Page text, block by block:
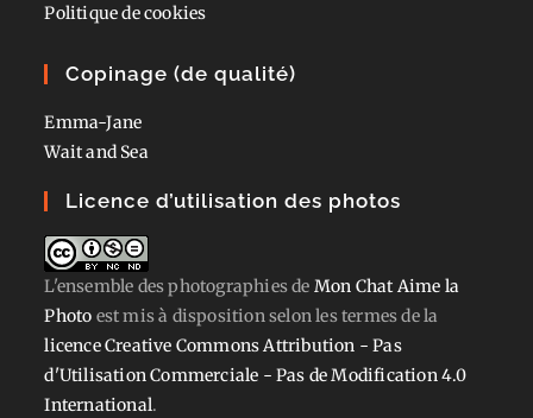
Politique de cookies
Copinage (de qualité)
Emma-Jane
Wait and Sea
Licence d’utilisation des photos
L'ensemble des photographiesde Mon Chat Aime la
Photo est mis à disposition selon les termes de la
licence Creative Commons Attribution - Pas
d'Utilisation Commerciale - Pas de Modification 4.0
International.